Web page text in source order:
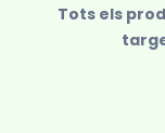
Tots els